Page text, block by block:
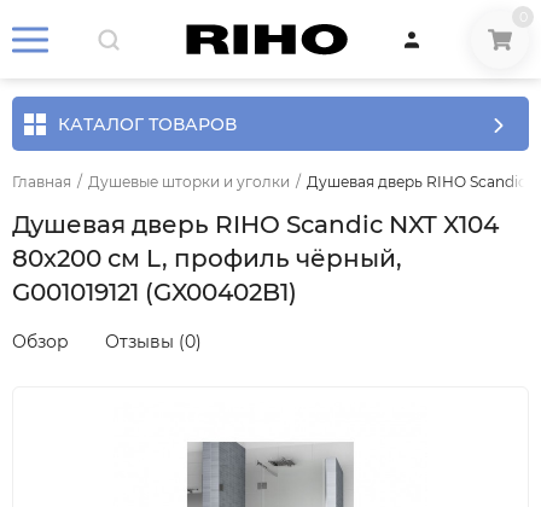
КАТАЛОГ ТОВАРОВ
Главная / Душевые шторки и уголки / Душевая дверь RIHO Scandic
Душевая дверь RIHO Scandic NXT X104
80х200 см L, профиль чёрный,
G001019121 (GX00402B1)
Обзор Отзывы (0)